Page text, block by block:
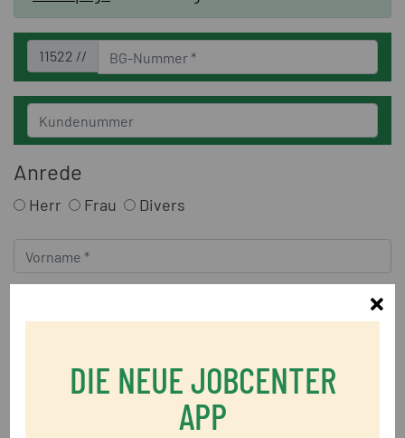
11522 //
Anrede
Herr Frau Divers
DIE NEUE JOBCENTER
APP